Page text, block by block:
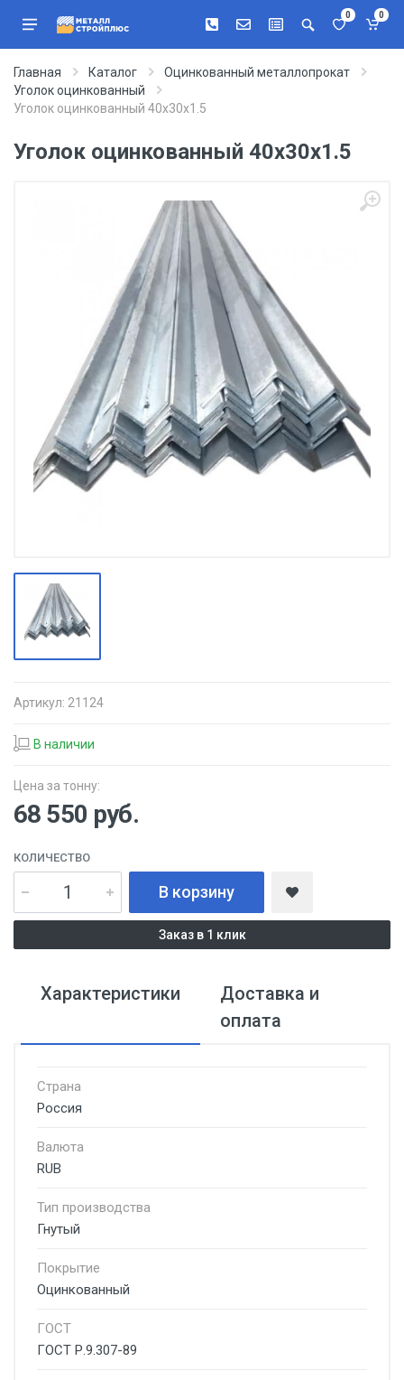
0 0
Главная Каталог
Оцинкованный металлопрокат
Уголок оцинкованный
Уголок оцинкованный 40х30х1.5
Уголок оцинкованный 40х30х1.5
Артикул: 21124
В наличии
Цена за тонну:
68 550 руб.
КОЛИЧЕСТВО
В корзину
Заказ в 1 клик
Характеристики
Доставка и
оплата
Страна
Россия
Валюта
RUB
Тип производства
Гнутый
Покрытие
Оцинкованный
ГОСТ
ГОСТ Р.9.307-89